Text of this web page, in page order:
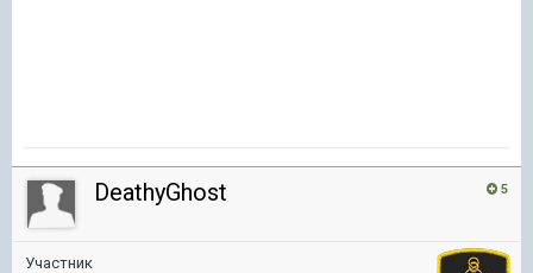
5
DeathyGhost
Участник